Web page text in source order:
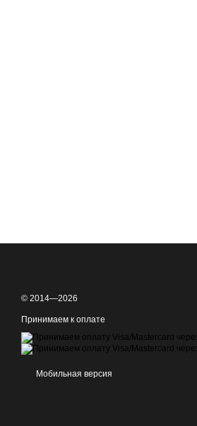
© 2014—2026
Принимаем к оплате
Мобильная версия